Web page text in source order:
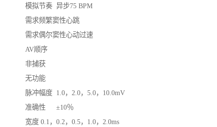
模拟节奏	异步75 BPM
需求频繁窦性心跳
需求偶尔窦性心动过速
AV顺序
非捕获
无功能
脉冲幅度	1.0，2.0，5.0，10.0mV
准确性	±10％
宽度	0.1，0.2，0.5，1.0，2.0ms